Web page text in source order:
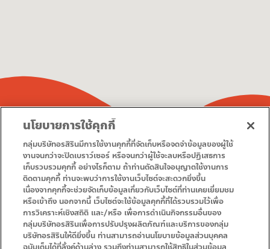
Destination Map
• Homepage
• Promotion
• Service
• Contact Us
นโยบายการใช้คุกกี้
กลุ่มบริษัทอรสิรินมีการใช้งานคุกกี้ที่จัดเก็บหรือจดจำข้อมูลของผู้ใช้
งานจนกว่าจะปิดเบราว์เซอร์ หรือจนกว่าผู้ใช้จะลบหรือปฏิเสธการ
เก็บรวบรวมคุกกี้ อย่างไรก็ตาม ถ้าท่านตัดสินใจอนุญาตใช้งานการ
ติดตามคุกกี้ ท่านจะพบว่าการใช้งานเว็บไซต์จะสะดวกยิ่งขึ้น
เนื่องจากคุกกี้จะช่วยจัดเก็บข้อมูลเกี่ยวกับเว็บไซต์ที่ท่านเคยเยี่ยมชม
หรือเข้าถึง นอกจากนี้ เว็บไซต์จะใช้ข้อมูลคุกกี้ที่ได้รวบรวมไว้เพื่อ
การวิเคราะห์เชิงสถิติ และ/หรือ เพื่อการดำเนินกิจกรรมอื่นของ
กลุ่มบริษัทอรสิรินเพื่อการปรับปรุงผลิตภัณฑ์และบริการของกลุ่ม
บริษัทอรสิรินให้ดียิ่งขึ้น ท่านสามารถอ่านนโยบายข้อมูลส่วนบุคคล